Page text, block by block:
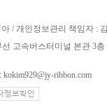
/ 개인정보관리 책임자 :
고속버스터미널 본관 3층
ribbon.com